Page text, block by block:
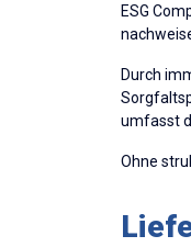
ESG
Durch
umfasst
Ohne